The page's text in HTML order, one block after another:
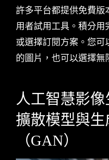
許多平台都提供免費版
用者試用工具。積分
或選擇訂閱方案。您可
的圖片，也可以選擇無
人工智慧影像
擴散模型與
（GAN）